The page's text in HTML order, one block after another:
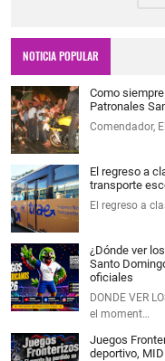
NOTICIA POPULAR
Como
Patronales
Comendador,
El regreso a
transporte
El regreso a
¿Dónde ver
Santo
oficiales
DONDE VER
el moment…
Juegos
deportivo,